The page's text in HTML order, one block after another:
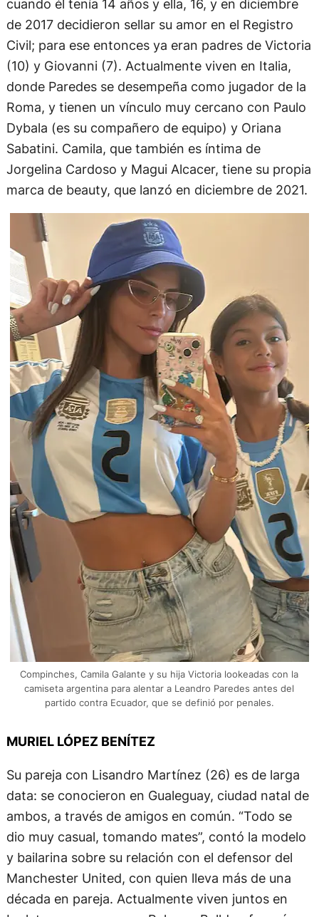
cuando él tenía 14 años y ella, 16, y en diciembre
de 2017 decidieron sellar su amor en el Registro
Civil; para ese entonces ya eran padres de Victoria
(10) y Giovanni (7). Actualmente viven en Italia,
donde Paredes se desempeña como jugador de la
Roma, y tienen un vínculo muy cercano con Paulo
Dybala (es su compañero de equipo) y Oriana
Sabatini. Camila, que también es íntima de
Jorgelina Cardoso y Magui Alcacer, tiene su propia
marca de beauty, que lanzó en diciembre de 2021.
Compinches, Camila Galante y su hija Victoria lookeadas con la
camiseta argentina para alentar a Leandro Paredes antes del
partido contra Ecuador, que se definió por penales.
MURIEL LÓPEZ BENÍTEZ
Su pareja con Lisandro Martínez (26) es de larga
data: se conocieron en Gualeguay, ciudad natal de
ambos, a través de amigos en común. “Todo se
dio muy casual, tomando mates”, contó la modelo
y bailarina sobre su relación con el defensor del
Manchester United, con quien lleva más de una
década en pareja. Actualmente viven juntos en